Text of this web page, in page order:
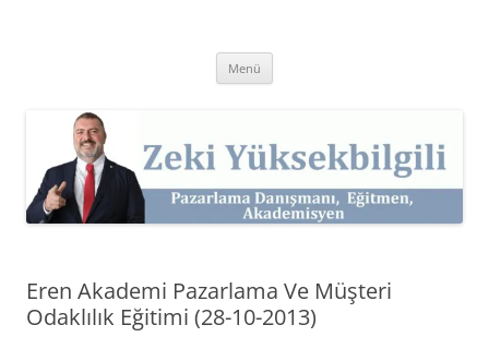
Kişisel Web Sitesi.
Menü
Eren Akademi Pazarlama Ve Müşteri
Odaklılık Eğitimi (28-10-2013)